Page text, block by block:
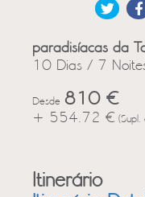
paradisíacas da
10 Dias / 7
Desde 810 €
+ 554.72 € (Supl.
Itinerário